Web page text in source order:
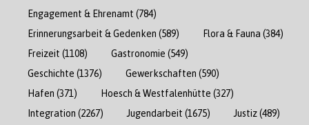
Engagement & Ehrenamt (784)
Erinnerungsarbeit & Gedenken (589) Flora & Fauna (384)
Freizeit (1108) Gastronomie (549)
Geschichte (1376) Gewerkschaften (590)
Hafen (371) Hoesch & Westfalenhütte (327)
Integration (2267) Jugendarbeit (1675) Justiz(489)